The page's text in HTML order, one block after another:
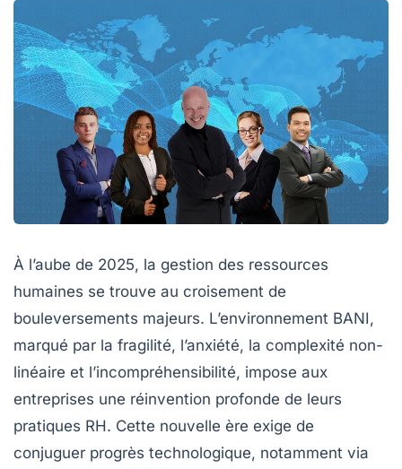
À l’aube de 2025, la gestion des ressources
humaines se trouve au croisement de
bouleversements majeurs. L’environnement BANI,
marqué par la fragilité, l’anxiété, la complexité non-
linéaire et l’incompréhensibilité, impose aux
entreprises une réinvention profonde de leurs
pratiques RH. Cette nouvelle ère exige de
conjuguer progrès technologique, notamment via